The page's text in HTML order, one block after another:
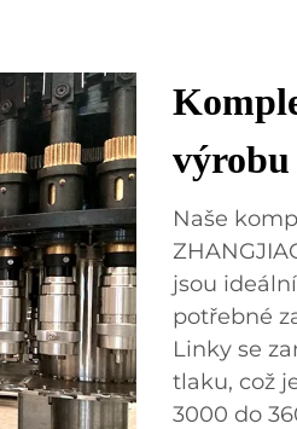
Naše
jsou
potřebné
Linky se
tlaku, což
3000 do